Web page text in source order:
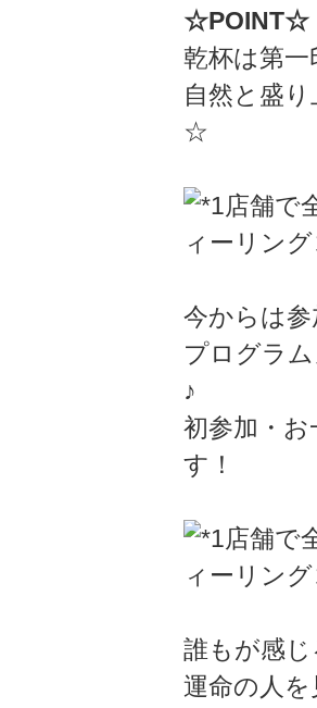
☆POINT☆
乾杯は第
自然と盛
☆
今からは
プログラ
♪
初参加・
す！
誰もが感
運命の人